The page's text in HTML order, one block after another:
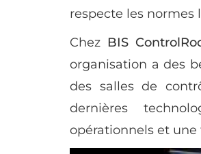
respecte les normes
Chez BIS
organisation a des
des salles de
dernières
opérationnels et